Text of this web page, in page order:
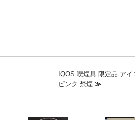
IQOS 喫煙具 限定品 アイ
ピンク 禁煙 ≫